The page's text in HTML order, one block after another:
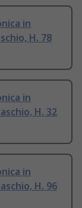
in
H. 78
in
H. 32
in
H. 96